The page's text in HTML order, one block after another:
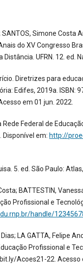
Simone Costa
do XV Congresso
UFRN. 12. ed.
Diretrizes para
Edifes, 2019a. ISBN:
Acesso em 01 jun. 2022.
Federal de
Disponível em: http://
5. ed. São Paulo:
BATTESTIN,
Profissional e
handle/
LA GATTA, Felipe
Profissional e
Acoes21-22. Acesso